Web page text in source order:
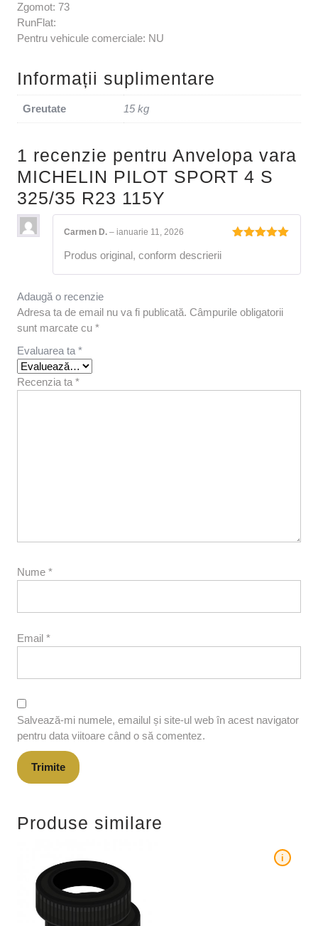
Zgomot: 73
RunFlat:
Pentru vehicule comerciale: NU
Informații suplimentare
Greutate 15 kg
1 recenzie pentru Anvelopa vara
MICHELIN PILOT SPORT 4 S
325/35 R23 115Y
Carmen D. – ianuarie 11, 2026
Produs original, conform descrierii
Adaugă o recenzie
Adresa ta de email nu va fi publicată. Câmpurile obligatorii
sunt marcate cu *
Evaluarea ta *
Recenzia ta *
Nume *
Email *
Salvează-mi numele, emailul și site-ul web în acest navigator
pentru data viitoare când o să comentez.
Produse similare
i